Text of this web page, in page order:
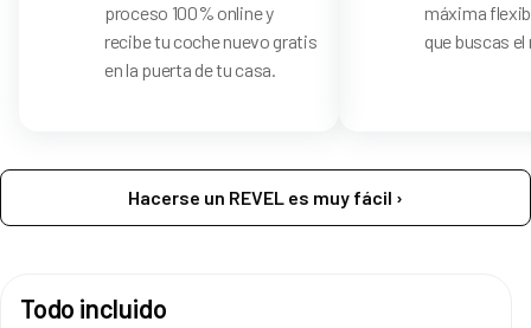
proceso 100% online y
recibe tu coche nuevo gratis
en la puerta de tu casa.
máxima
que buscas
Hacerse un REVEL es muy fácil ›
Todo incluido